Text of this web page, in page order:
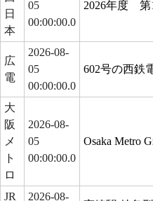
日
本
05
00:00:00.0
2026年度 第
広
電
2026-08-
05
00:00:00.0
602号の西鉄
大
阪
メ
ト
ロ
2026-08-
05
00:00:00.0
Osaka Metro
JR
2026-08-